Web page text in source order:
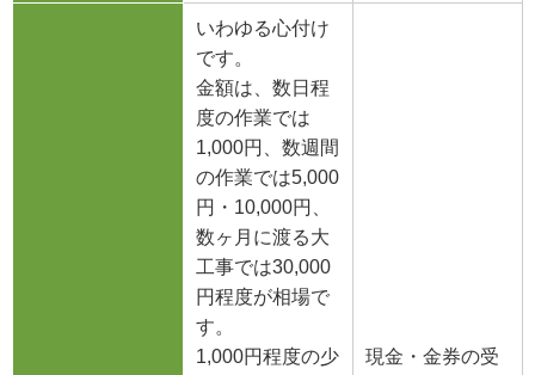
いわゆる心付け
です。
金額は、数日程
度の作業では
1,000円、数週間
の作業では5,000
円・10,000円、
数ヶ月に渡る大
工事では30,000
円程度が相場で
す。
1,000円程度の少
現金・金券の受